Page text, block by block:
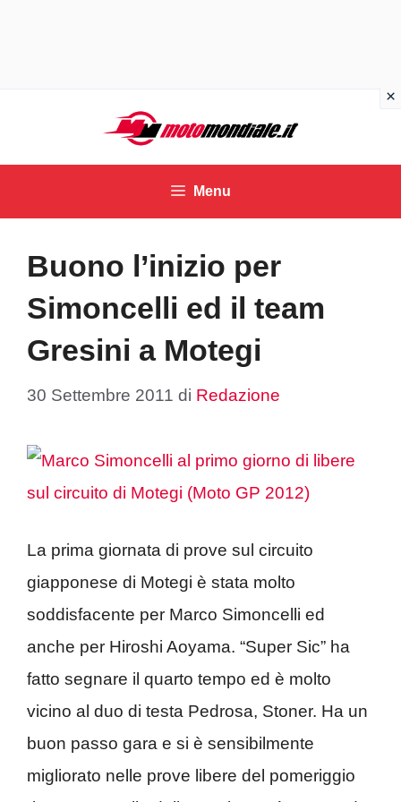
contenuto
Menu
Buono l’inizio per
Simoncelli ed il team
Gresini a Motegi
30 Settembre 2011 di Redazione
La prima giornata di prove sul circuito
giapponese di Motegi è stata molto
soddisfacente per Marco Simoncelli ed
anche per Hiroshi Aoyama. “Super Sic” ha
fatto segnare il quarto tempo ed è molto
vicino al duo di testa Pedrosa, Stoner. Ha un
buon passo gara e si è sensibilmente
migliorato nelle prove libere del pomeriggio